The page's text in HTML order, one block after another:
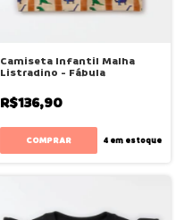
Camiseta Infantil Malha
Listradino - Fábula
R$136,90
COMPRAR 4 em estoque